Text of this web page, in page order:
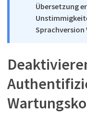
Übersetzung
Sprachversion